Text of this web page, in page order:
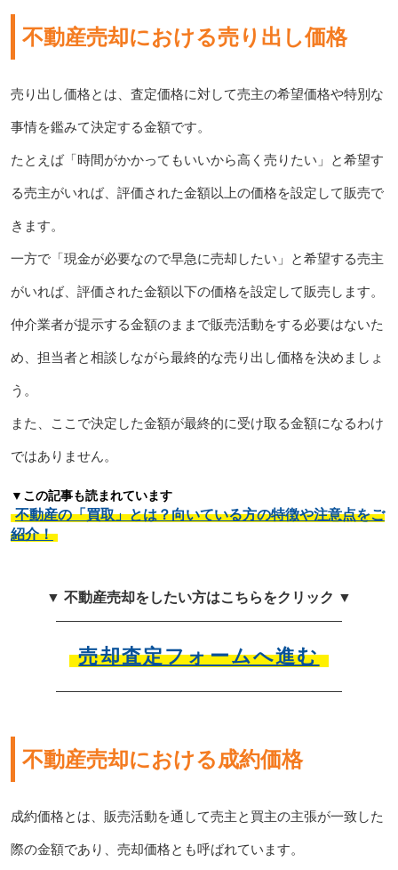
不動産売却における売り出し価格
売り出し価格とは、査定価格に対して売主の希望価格や特別な
事情を鑑みて決定する金額です。
たとえば「時間がかかってもいいから高く売りたい」と希望す
る売主がいれば、評価された金額以上の価格を設定して販売で
きます。
一方で「現金が必要なので早急に売却したい」と希望する売主
がいれば、評価された金額以下の価格を設定して販売します。
仲介業者が提示する金額のままで販売活動をする必要はないた
め、担当者と相談しながら最終的な売り出し価格を決めましょ
う。
また、ここで決定した金額が最終的に受け取る金額になるわけ
ではありません。
▼この記事も読まれています
不動産の「買取」とは？向いている方の特徴や注意点をご
紹介！
▼ 不動産売却をしたい方はこちらをクリック ▼
売却査定フォームへ進む
不動産売却における成約価格
成約価格とは、販売活動を通して売主と買主の主張が一致した
際の金額であり、売却価格とも呼ばれています。